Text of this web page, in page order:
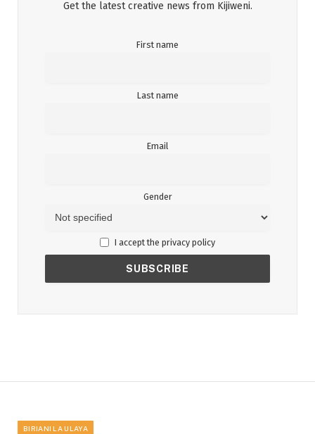
Get the latest creative news from Kijiweni.
First name
Last name
Email
Gender
I accept the privacy policy
BIRIANI LA ULAYA